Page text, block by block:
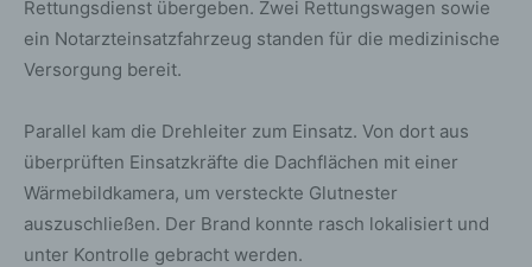
Rettungsdienst übergeben. Zwei Rettungswagen sowie
ein Notarzteinsatzfahrzeug standen für die medizinische
Versorgung bereit.
Parallel kam die Drehleiter zum Einsatz. Von dort aus
überprüften Einsatzkräfte die Dachflächen mit einer
Wärmebildkamera, um versteckte Glutnester
auszuschließen. Der Brand konnte rasch lokalisiert und
unter Kontrolle gebracht werden.